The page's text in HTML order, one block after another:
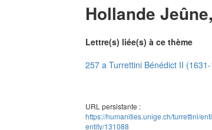
Hollande
Lettre(s) liée(s) à ce thème
257 a Turrettini Bénédict II
URL persistante :
https://humanities.unige.ch/turrettini/
entity/131088